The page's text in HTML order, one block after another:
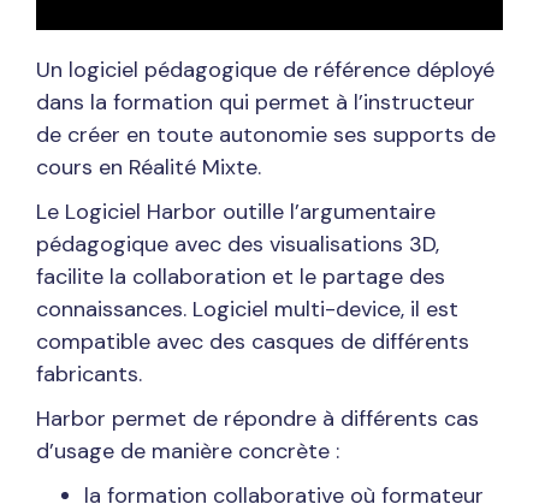
Un logiciel pédagogique de référence déployé
dans la formation qui permet à l’instructeur
de créer en toute autonomie ses supports de
cours en Réalité Mixte.
Le Logiciel Harbor outille l’argumentaire
pédagogique avec des visualisations 3D,
facilite la collaboration et le partage des
connaissances. Logiciel multi-device, il est
compatible avec des casques de différents
fabricants.
Harbor permet de répondre à différents cas
d’usage de manière concrète :
la formation collaborative où formateur